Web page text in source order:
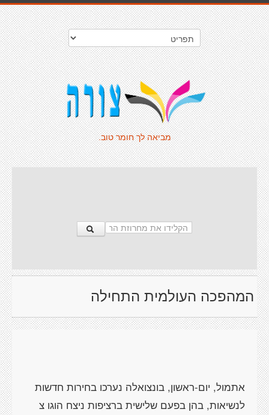
מביאה לך חומר טוב.
המהפכה העולמית התחילה
אתמול, יום-ראשון, בונצואלה נערכו בחירות חדשות
לנשיאות, בהן בפעם שלישית ברציפות ניצח הוגו צ